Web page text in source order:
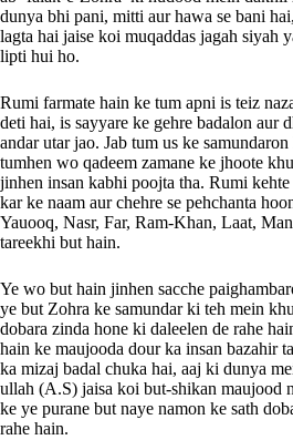
dunya bhi pani, mitti aur hawa se bani
lagta hai jaise koi muqaddas jagah siyah
lipti hui ho.
Rumi farmate hain ke tum apni is teiz
deti hai, is sayyare ke gehre badalon aur
andar utar jao. Jab tum us ke
tumhen wo qadeem zamane ke jhoote
jinhen insan kabhi poojta tha. Rumi
kar ke naam aur chehre se pehchanta
Yauooq, Nasr, Far, Ram-Khan, Laat,
tareekhi but hain.
Ye wo but hain jinhen sacche
ye but Zohra ke samundar ki teh mein
dobara zinda hone ki daleelen de rahe
hain ke maujooda dour ka insan bazahir
ka mizaj badal chuka hai, aaj ki dunya
ullah (A.S) jaisa koi but-shikan maujood
ke ye purane but naye namon ke sath
rahe hain.